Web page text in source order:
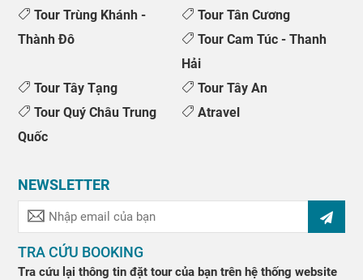
Tour Trùng Khánh -
Thành Đô
Tour Tân Cương
Tour Cam Túc - Thanh
Hải
Tour Tây Tạng
Tour Tây An
Tour Quý Châu Trung
Quốc
Atravel
NEWSLETTER
TRA CỨU BOOKING
Tra cứu lại thông tin đặt tour của bạn trên hệ thống website